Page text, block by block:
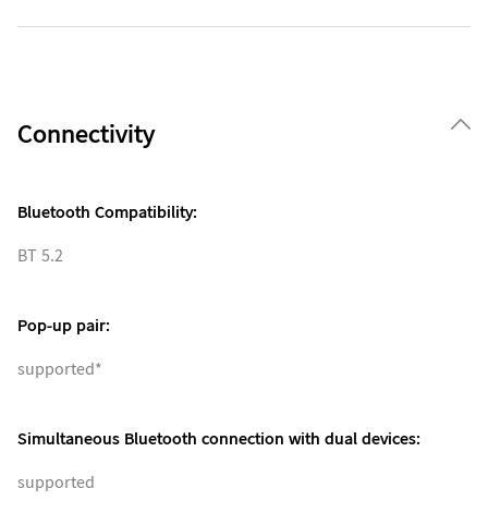
Connectivity
Bluetooth Compatibility:
BT 5.2
Pop-up pair:
supported*
Simultaneous Bluetooth connection with dual devices:
supported